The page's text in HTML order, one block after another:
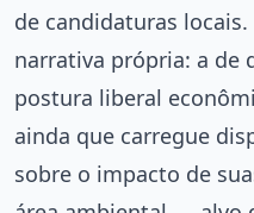
de candidaturas
narrativa própria: a de
postura liberal
ainda que carregue
sobre o impacto de